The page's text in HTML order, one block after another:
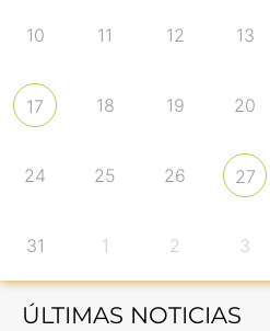
10 11 12 13
17 18 19 20
24 25 26 27
31 1 2 3
ÚLTIMAS NOTICIAS